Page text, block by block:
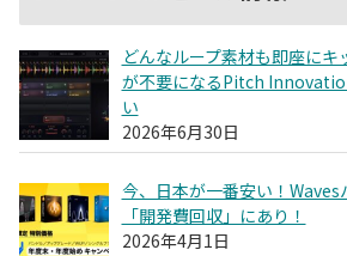
どんなループ素材も即座に
が不要になるPitch
い
2026年6月30日
今、日本が一番安い！
「開発費回収」にあり！
2026年4月1日